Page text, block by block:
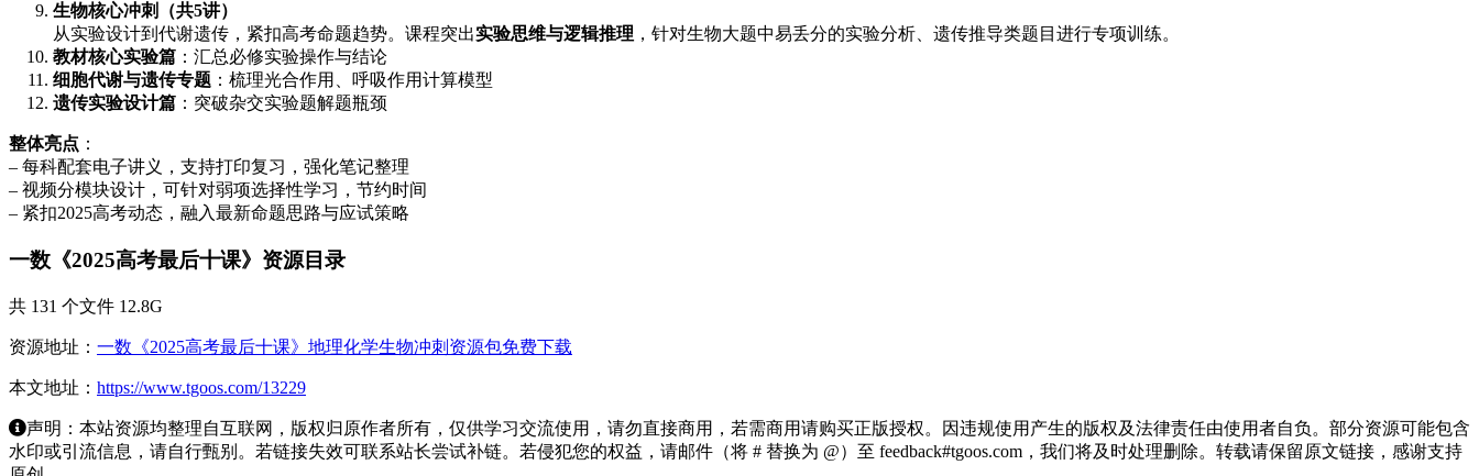
生物核心冲刺（共5讲）
从实验设计到代谢遗传，紧扣高考命题趋势。课程突出实验思维与逻辑推理 ，针对生物大题中易丢分的实验分析、遗传推导类题目进行专项训练。
教材核心实验篇 ：汇总必修实验操作与结论
细胞代谢与遗传专题 ：梳理光合作用、呼吸作用计算模型
遗传实验设计篇 ：突破杂交实验题解题瓶颈
整体亮点 ：
– 每科配套电子讲义，支持打印复习，强化笔记整理
– 视频分模块设计，可针对弱项选择性学习，节约时间
– 紧扣2025高考动态，融入最新命题思路与应试策略
一数《2025高考最后十课》资源目录
共 131 个文件 12.8G
资源地址： 一数《2025高考最后十课》地理化学生物冲刺资源包免费下载
本文地址： https://www.tgoos.com/13229
声明：本站资源均整理自互联网，版权归原作者所有，仅供学习交流使用，请勿直接商用，若需商用请购买正版授权。因违规使用产生的版权及法律责任由使用者自负。部分资源可能包含
水印或引流信息，请自行甄别。若链接失效可联系站长尝试补链。若侵犯您的权益，请邮件（将 # 替换为 @）至 feedback#tgoos.com，我们将及时处理删除。转载请保留原文链接，感谢支持